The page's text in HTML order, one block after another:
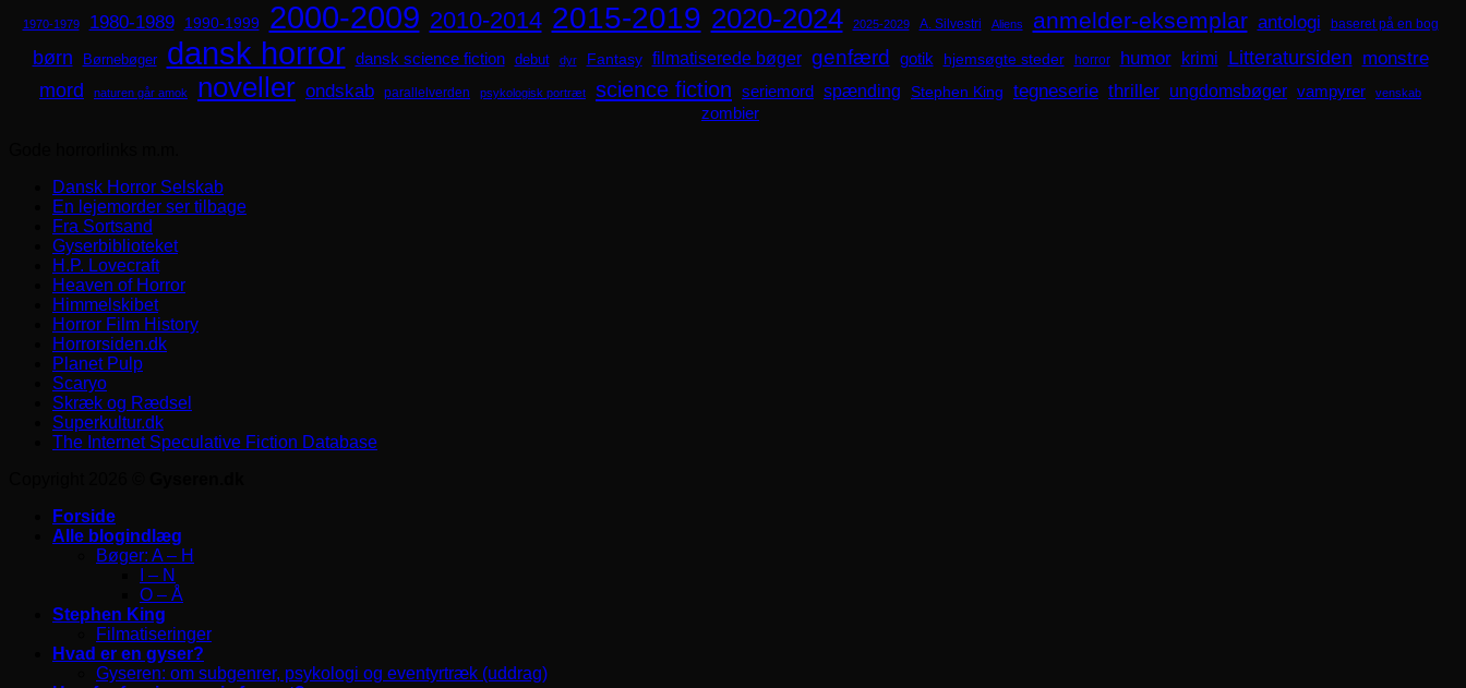
1970-1979 1980-1989 1990-1999 2000-2009 2010-2014 2015-2019 2020-2024 2025-2029 A. Silvestri Aliens anmelder-eksemplar antologi baseret på en bog
børn Børnebøger dansk horror dansk science fiction debut dyr Fantasy filmatiserede bøger genfærd gotik hjemsøgte steder horror humor krimi Litteratursiden monstre
mord naturen går amok noveller ondskab parallelverden psykologisk portræt science fiction seriemord spænding Stephen King tegneserie thriller ungdomsbøger vampyrer venskab
zombier
Dansk Horror Selskab
En lejemorder ser tilbage
Fra Sortsand
Gyserbiblioteket
H.P. Lovecraft
Heaven of Horror
Himmelskibet
Horror Film History
Horrorsiden.dk
Planet Pulp
Scaryo
Skræk og Rædsel
Superkultur.dk
The Internet Speculative Fiction Database
Forside
Alle blogindlæg
Bøger: A – H
I – N
O – Å
Stephen King
Filmatiseringer
Hvad er en gyser?
Gyseren: om subgenrer, psykologi og eventyrtræk (uddrag)